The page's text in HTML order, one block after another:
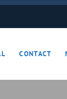
CONTACT